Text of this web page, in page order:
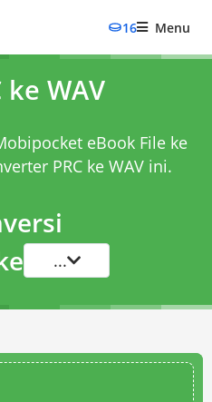
16 Menu
WAV
eBook File ke
PRC ke WAVini.
...